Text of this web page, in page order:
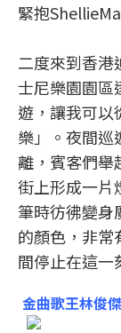
緊抱
二度來到香港
士尼樂園園區
遊，讓我可以
樂」。夜間巡
離，賓客們舉
街上形成一片
筆時彷彿變身
的顏色，非常
間停止在這一
金曲歌王林俊